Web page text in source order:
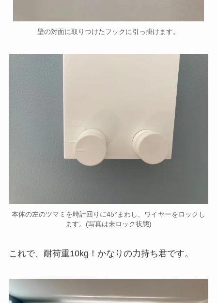
壁の対面に取りつけたフックに引っ掛けます。
本体の左のツマミを時計回りに45°まわし、ワイヤーをロックし
ます。(写真は未ロック状態)
これで、耐荷重10kg！かなりの力持ち君です。